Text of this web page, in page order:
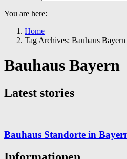
You are here:
Home
Tag Archives: Bauhaus Bayern
Bauhaus Bayern
Latest stories
Bauhaus Standorte in